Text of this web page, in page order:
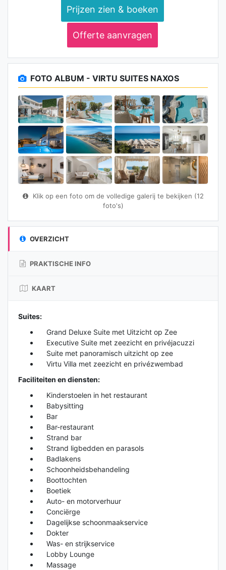
Prijzen zien & boeken
Offerte aanvragen
FOTO ALBUM - VIRTU SUITES NAXOS
Klik op een foto om de volledige galerij te bekijken (12
foto's)
OVERZICHT
PRAKTISCHE INFO
KAART
Suites:
Grand Deluxe Suite met Uitzicht op Zee
Executive Suite met zeezicht en privéjacuzzi
Suite met panoramisch uitzicht op zee
Virtu Villa met zeezicht en privézwembad
Faciliteiten en diensten:
Kinderstoelen in het restaurant
Babysitting
Bar
Bar-restaurant
Strand bar
Strand ligbedden en parasols
Badlakens
Schoonheidsbehandeling
Boottochten
Boetiek
Auto- en motorverhuur
Conciërge
Dagelijkse schoonmaakservice
Dokter
Was- en strijkservice
Lobby Lounge
Massage